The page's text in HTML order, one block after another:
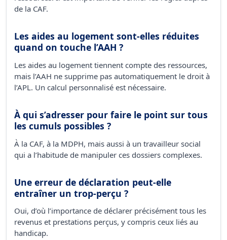
de la CAF.
Les aides au logement sont-elles réduites
quand on touche l’AAH ?
Les aides au logement tiennent compte des ressources,
mais l’AAH ne supprime pas automatiquement le droit à
l’APL. Un calcul personnalisé est nécessaire.
À qui s’adresser pour faire le point sur tous
les cumuls possibles ?
À la CAF, à la MDPH, mais aussi à un travailleur social
qui a l’habitude de manipuler ces dossiers complexes.
Une erreur de déclaration peut-elle
entraîner un trop-perçu ?
Oui, d’où l’importance de déclarer précisément tous les
revenus et prestations perçus, y compris ceux liés au
handicap.